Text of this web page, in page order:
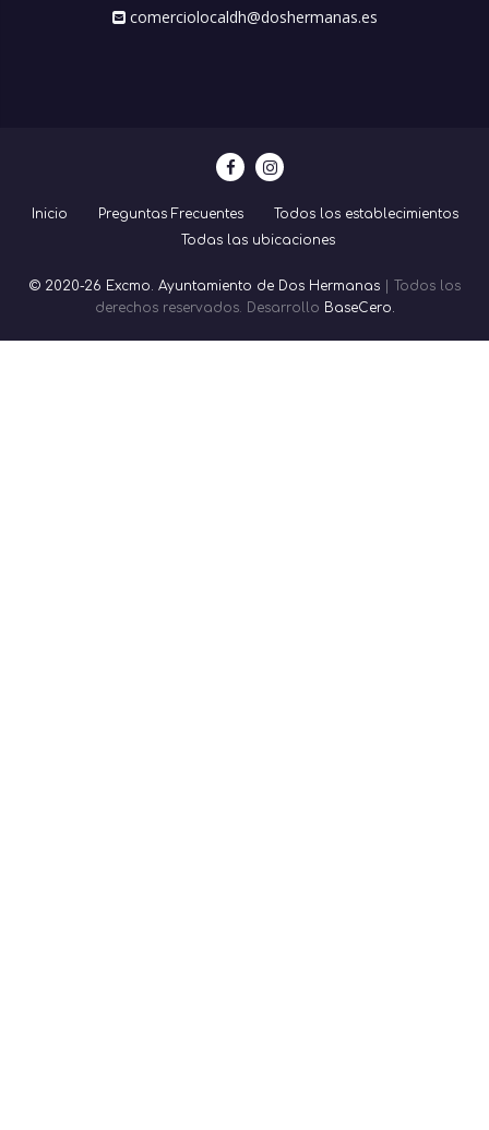
comerciolocaldh@doshermanas.es
Inicio Preguntas Frecuentes
Todos los establecimientos
Todas las ubicaciones
© 2020-26 Excmo. Ayuntamiento de Dos Hermanas| Todos los
derechos reservados. Desarrollo BaseCero.